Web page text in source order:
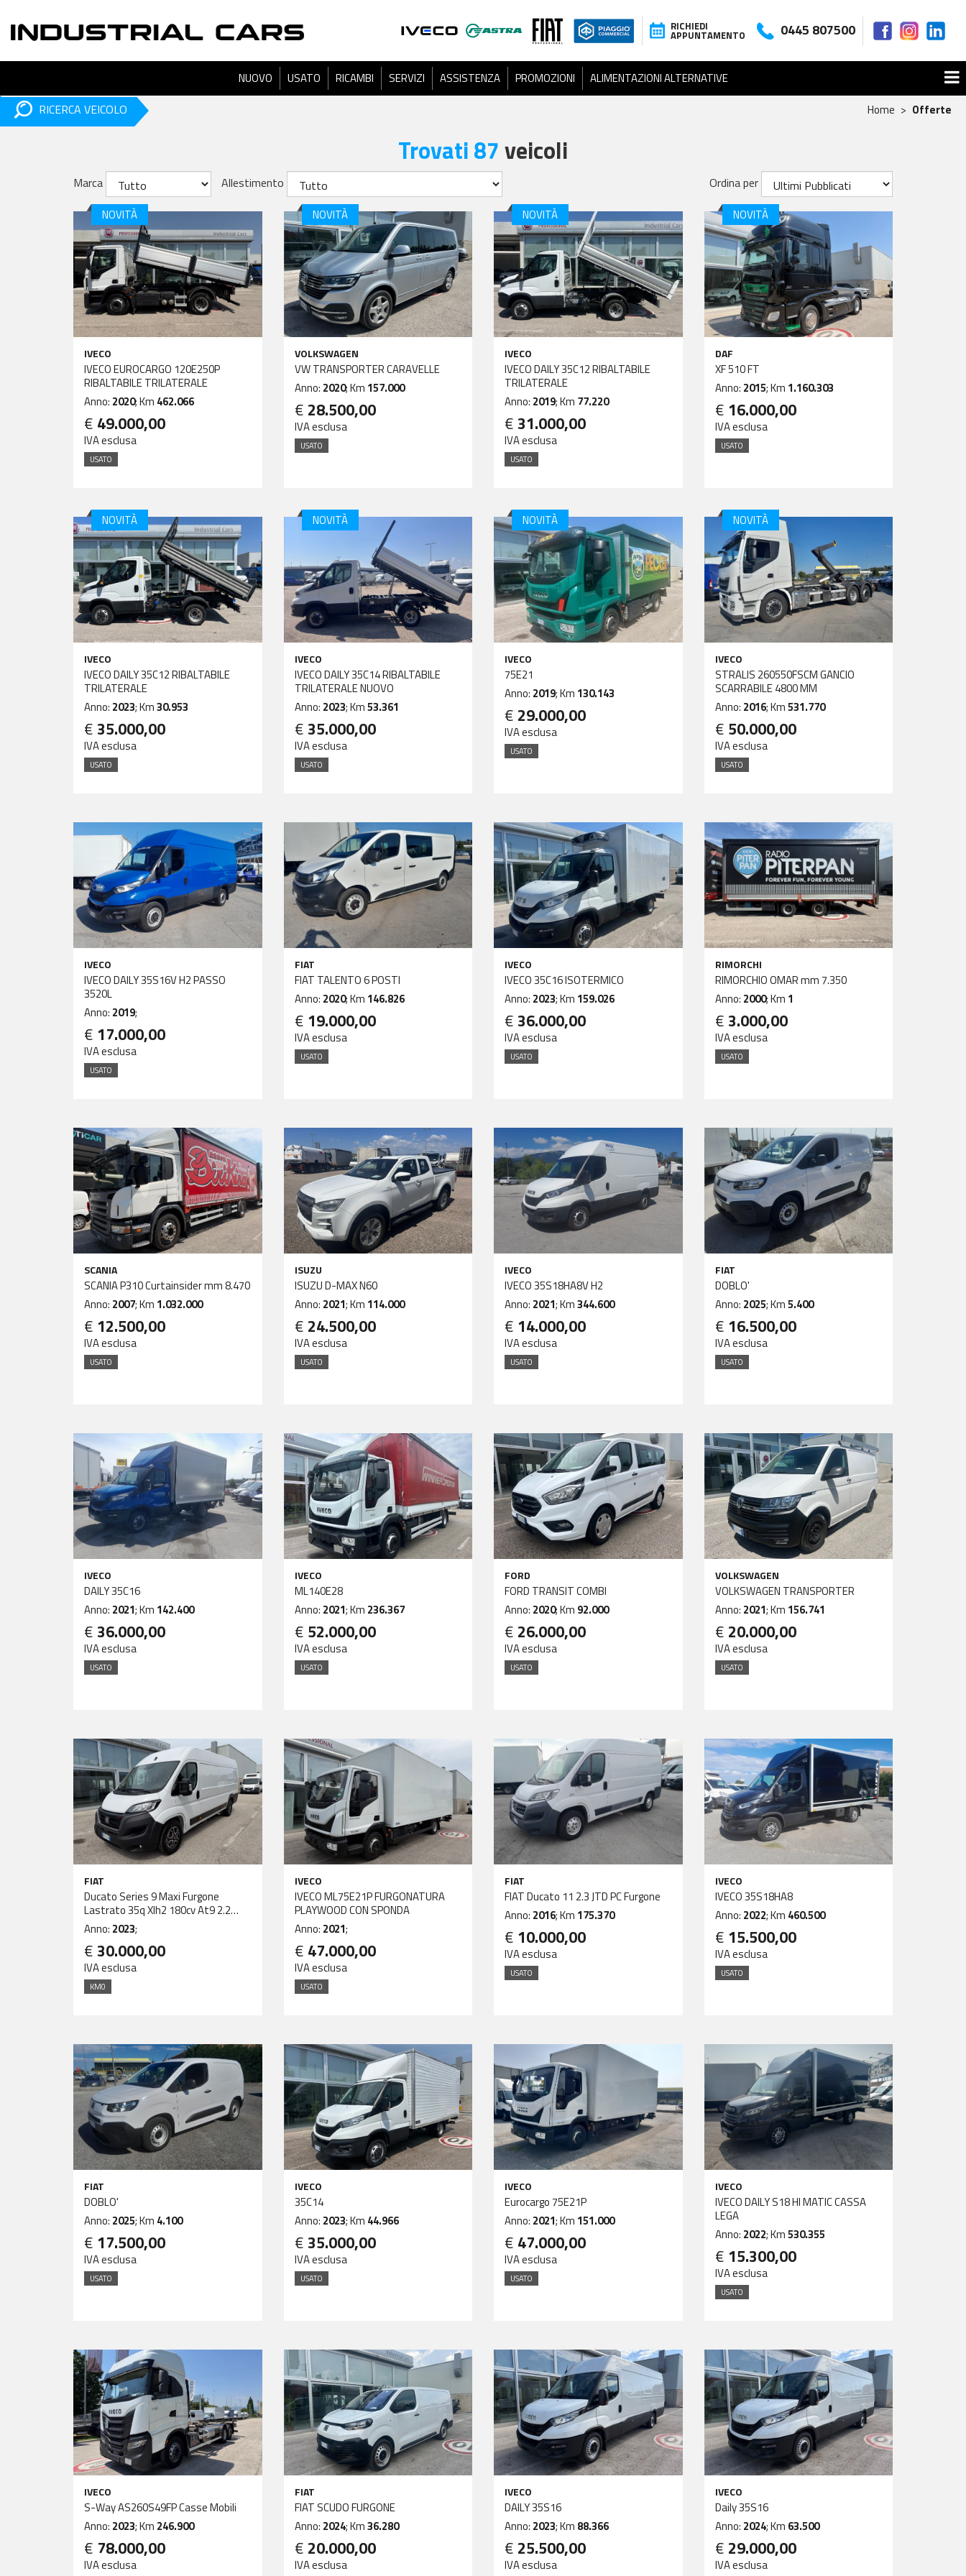
RICHIEDI
APPUNTAMENTO 0445 807500
NUOVO USATO RICAMBI SERVIZI ASSISTENZA PROMOZIONI ALIMENTAZIONI ALTERNATIVE
RICERCA VEICOLO Home Offerte
Trovati 87veicoli
Marca Allestimento Ordina per
NOVITÀ
IVECO
IVECO EUROCARGO 120E250P
RIBALTABILE TRILATERALE
Anno: 2020; Km 462.066
€ 49.000,00
IVA esclusa
USATO
NOVITÀ
VOLKSWAGEN
VW TRANSPORTER CARAVELLE
Anno: 2020; Km 157.000
€ 28.500,00
IVA esclusa
USATO
NOVITÀ
IVECO
IVECO DAILY 35C12 RIBALTABILE
TRILATERALE
Anno: 2019; Km 77.220
€ 31.000,00
IVA esclusa
USATO
NOVITÀ
DAF
XF 510 FT
Anno: 2015; Km 1.160.303
€ 16.000,00
IVA esclusa
USATO
NOVITÀ
IVECO
IVECO DAILY 35C12 RIBALTABILE
TRILATERALE
Anno: 2023; Km30.953
€ 35.000,00
IVA esclusa
USATO
NOVITÀ
IVECO
IVECO DAILY 35C14 RIBALTABILE
TRILATERALE NUOVO
Anno: 2023; Km53.361
€ 35.000,00
IVA esclusa
USATO
NOVITÀ
IVECO
75E21
Anno: 2019; Km 130.143
€ 29.000,00
IVA esclusa
USATO
NOVITÀ
IVECO
STRALIS 260550FSCM GANCIO
SCARRABILE 4800 MM
Anno: 2016; Km531.770
€ 50.000,00
IVA esclusa
USATO
IVECO
IVECO DAILY 35S16V H2 PASSO
3520L
Anno: 2019;
€ 17.000,00
IVA esclusa
USATO
FIAT
FIAT TALENTO 6 POSTI
Anno: 2020; Km 146.826
€ 19.000,00
IVA esclusa
USATO
IVECO
IVECO 35C16 ISOTERMICO
Anno: 2023; Km 159.026
€ 36.000,00
IVA esclusa
USATO
RIMORCHI
RIMORCHIO OMAR mm 7.350
Anno: 2000; Km 1
€ 3.000,00
IVA esclusa
USATO
SCANIA
SCANIA P310 Curtainsider mm 8.470
Anno: 2007; Km 1.032.000
€ 12.500,00
IVA esclusa
USATO
ISUZU
ISUZU D-MAX N60
Anno: 2021; Km 114.000
€ 24.500,00
IVA esclusa
USATO
IVECO
IVECO 35S18HA8V H2
Anno: 2021; Km344.600
€ 14.000,00
IVA esclusa
USATO
FIAT
DOBLO'
Anno: 2025; Km5.400
€ 16.500,00
IVA esclusa
USATO
IVECO
DAILY 35C16
Anno: 2021; Km 142.400
€ 36.000,00
IVA esclusa
USATO
IVECO
ML140E28
Anno: 2021; Km 236.367
€ 52.000,00
IVA esclusa
USATO
FORD
FORD TRANSIT COMBI
Anno: 2020; Km 92.000
€ 26.000,00
IVA esclusa
USATO
VOLKSWAGEN
VOLKSWAGEN TRANSPORTER
Anno: 2021; Km 156.741
€ 20.000,00
IVA esclusa
USATO
FIAT
Ducato Series 9 Maxi Furgone
Lastrato 35q Xlh2 180cv At9 2.2
Multijet 3 E
Anno: 2023;
€ 30.000,00
IVA esclusa
KM0
IVECO
IVECO ML75E21P FURGONATURA
PLAYWOOD CON SPONDA
Anno: 2021;
€ 47.000,00
IVA esclusa
USATO
FIAT
FIAT Ducato 11 2.3 JTD PC Furgone
Anno: 2016; Km 175.370
€ 10.000,00
IVA esclusa
USATO
IVECO
IVECO 35S18HA8
Anno: 2022; Km 460.500
€ 15.500,00
IVA esclusa
USATO
FIAT
DOBLO'
Anno: 2025; Km 4.100
€ 17.500,00
IVA esclusa
USATO
IVECO
35C14
Anno: 2023; Km 44.966
€ 35.000,00
IVA esclusa
USATO
IVECO
Eurocargo 75E21P
Anno: 2021; Km 151.000
€ 47.000,00
IVA esclusa
USATO
IVECO
IVECO DAILY S18 HI MATIC CASSA
LEGA
Anno: 2022; Km530.355
€ 15.300,00
IVA esclusa
USATO
IVECO
S-Way AS260S49FP Casse Mobili
Anno: 2023; Km 246.900
€ 78.000,00
IVA esclusa
FIAT
FIAT SCUDO FURGONE
Anno: 2024; Km36.280
€ 20.000,00
IVA esclusa
IVECO
DAILY 35S16
Anno: 2023; Km 88.366
€ 25.500,00
IVA esclusa
IVECO
Daily 35S16
Anno: 2024; Km 63.500
€ 29.000,00
IVA esclusa